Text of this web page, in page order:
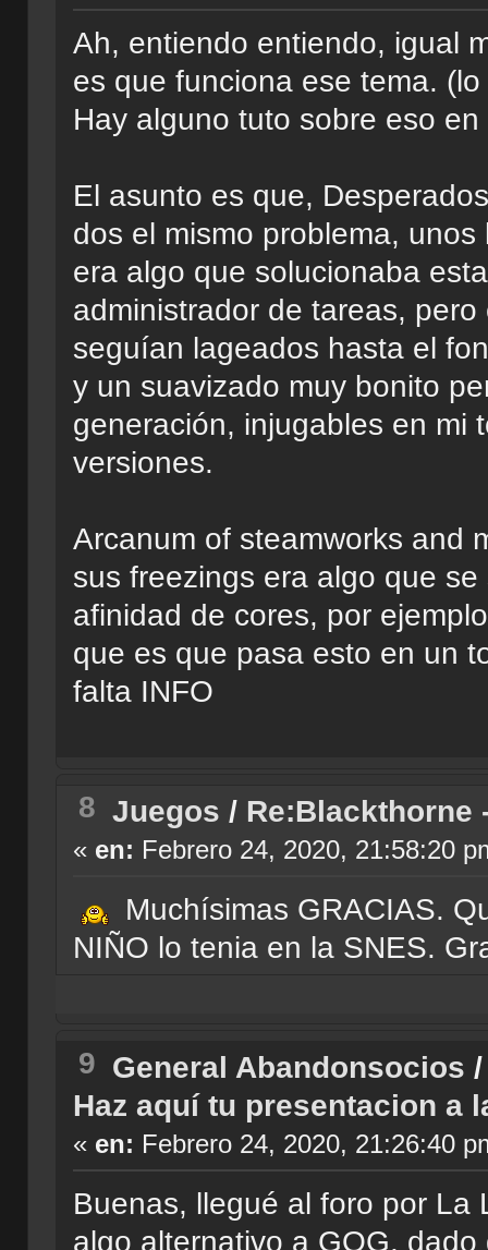
Ah, entiendo entiendo, igual
es que funciona ese tema.
Hay alguno tuto sobre eso
El asunto es que,
dos el mismo problema,
era algo que solucionaba
administrador de tareas,
seguían lageados hasta el
y un suavizado muy bonito
generación, injugables en mi
versiones.
Arcanum of steamworks and
sus freezings era algo que
afinidad de cores, por
que es que pasa esto en un
falta INFO
8 Juegos / Re:Blackthorne
« en: Febrero 24, 2020, 21:58:20
Muchísimas GRACIAS.
NIÑO lo tenia en la SNES.
9 General Abandonsocios
Haz aquí tu presentacion a
« en: Febrero 24, 2020, 21:26:40
Buenas, llegué al foro por La
algo alternativo a GOG,